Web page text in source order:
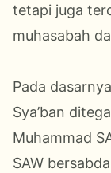
tetapi juga
muhasabah
Pada
Sya’ban
Muhammad
SAW